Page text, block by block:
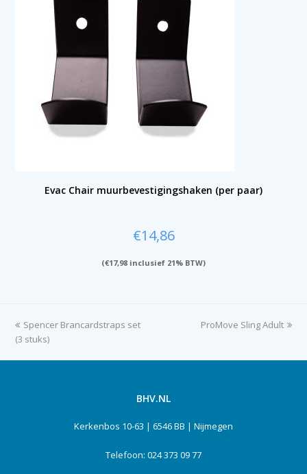
Evac Chair muurbevestigingshaken (per paar)
€14,86
(€17,98 inclusief 21% BTW)
previous
post:
Spencer Brancardstraps set
(3 stuks)
next
ProMove Sling Adult
BHV.NL
Kerkenbos 10-63 | 6546 BB | Nijmegen
Telefoon: 024 373 09 77